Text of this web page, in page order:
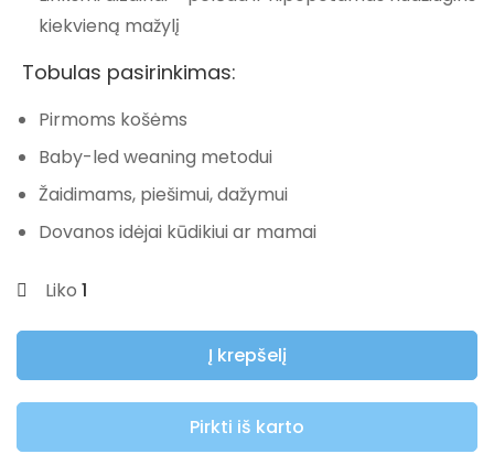
kiekvieną mažylį
Tobulas pasirinkimas:
Pirmoms košėms
Baby-led weaning metodui
Žaidimams, piešimui, dažymui
Dovanos idėjai kūdikiui ar mamai
Liko 1
Į krepšelį
Pirkti iš karto